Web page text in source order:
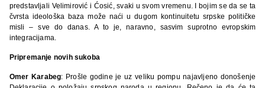
predstavljali Velimirović i Ćosić, svaki u svom vremenu. I bojim se da se ta
čvrsta ideološka baza može naći u dugom kontinuitetu srpske političke
misli – sve do danas. A to je, naravno, sasvim suprotno evropskim
integracijama.
Pripremanje novih sukoba
Omer Karabeg: Prošle godine je uz veliku pompu najavljeno donošenje